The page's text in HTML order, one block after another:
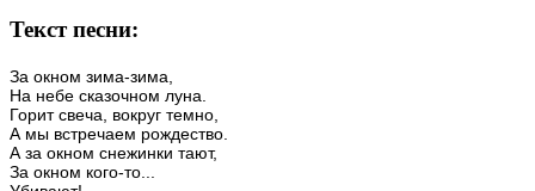
Текст песни:
За окном зима-зима,
На небе сказочном луна.
Горит свеча, вокруг темно,
А мы встречаем рождество.
А за окном снежинки тают,
За окном кого-то...